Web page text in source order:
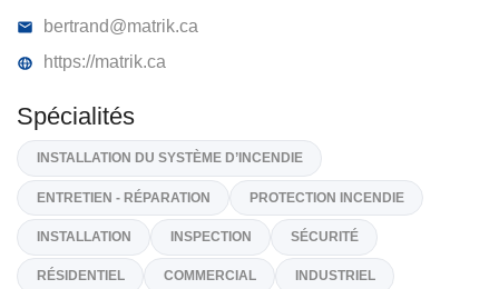
PROTECTION INCENDIE MATRIK INC
(514) 755-0123
Sur Demande
bertrand@matrik.ca
https://matrik.ca